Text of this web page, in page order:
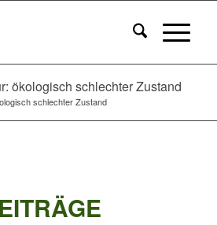
ökologisch schlechter Zustand
schlechter Zustand